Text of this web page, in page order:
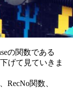
の関数である
げて見ていきま
RecNo関数、